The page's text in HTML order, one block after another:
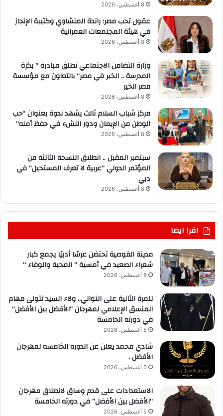
8 أغسطس، 2026
عقول تحب مصر: راندة المنشاوي وكتيبة الإنجاز
في هيئة المجتمعات العمرانية
8 أغسطس، 2026
وزارة التضامن الاجتماعي تطلق مبادرة ” بكرة
المدرسة .. الخير في مصر” بالتعاون مع مؤسسة
مصر الخير
8 أغسطس، 2026
مركز شباب السلام ثالث يشهد ندوة بعنوان “حب
الوطن من الإيمان ودور النشء في حفظ أمنه”
8 أغسطس، 2026
سبتمبر المقبل .. انطلاق النسخة الثالثة من
المؤتمر الدولي “عربية لا تعرف المستحيل” في
دبي
8 أغسطس، 2026
اقرا ايضا
مدينة القوصية تحتضن عرسًا أدبيًا يجمع كبار
شعراء الصعيد في أمسية ” المحبة والوفاء “
8 أغسطس، 2026
للمرة الثانية على التوالي.. ولاء السيد تتولى مهام
المنسق الإعلامي لمهرجان “الأفضل بين الأفضل”
في دورته الخامسة
5 أغسطس، 2026
شادي محمد يعلن عن الدوره الخامسه لمهرجان
الأفضل .
5 أغسطس، 2026
الاستعدادات على قدم وساق لانطلاق مهرجان
“الأفضل بين الأفضل” في دورته الخامسة
5 أغسطس، 2026